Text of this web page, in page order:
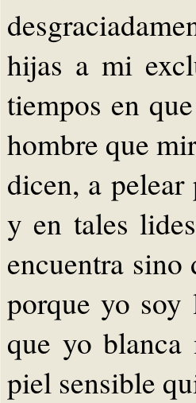
hijas a mi
tiempos en
hombre que
dicen, a
y en tales
encuentra sino
porque yo soy
que yo blanca
piel sensible